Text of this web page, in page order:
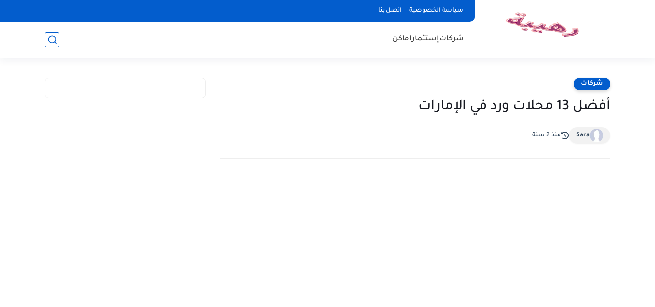
سياسة الخصوصية اتصل بنا
شركاتإستثماراماكن
شركات
أفضل 13 محلات ورد في الإمارات
Sara منذ 2 سنة